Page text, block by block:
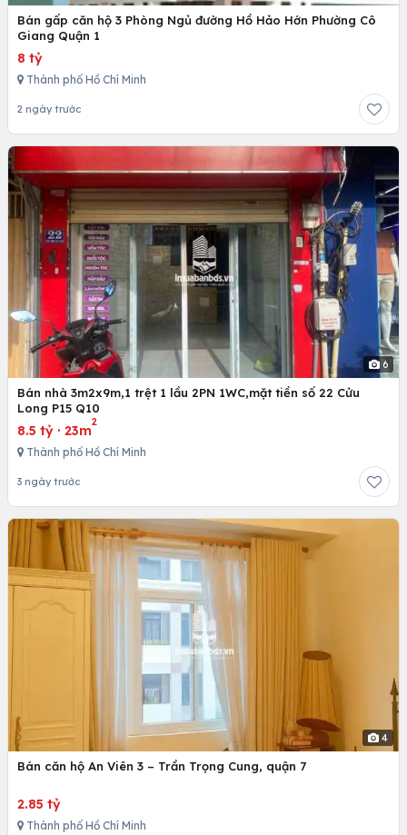
Bán gấp căn hộ 3 Phòng Ngủ đường Hồ Hảo Hớn Phường Cô
Giang Quận 1
8 tỷ
Thành phố Hồ Chí Minh
2 ngày trước
6
Bán nhà 3m2x9m,1 trệt 1 lầu 2PN 1WC,mặt tiền số 22 Cửu
Long P15 Q10
8.5 tỷ · 23m
2
Thành phố Hồ Chí Minh
3 ngày trước
4
Bán căn hộ An Viên 3 – Trần Trọng Cung, quận 7
2.85 tỷ
Thành phố Hồ Chí Minh